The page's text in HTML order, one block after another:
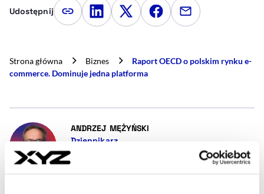
Udostępnij Kopiuj link artykułu
Udostępnij na LinkedIn
Udostępnij na Twitterze
Udostępnij na
Udostępnij
Strona główna Biznes
Raport OECD o polskim rynku e-
commerce. Dominuje jedna platforma
ANDRZEJ MĘŻYŃSKI
Dziennikarz
Jestem dziennikarzem. Dołączyłem do XYZ po 15